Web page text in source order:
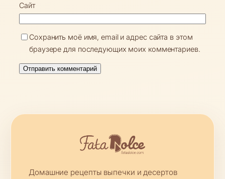
Сайт
Сохранить моё имя, email и адрес сайта в этом
браузере для последующих моих комментариев.
Домашние рецепты выпечки и десертов